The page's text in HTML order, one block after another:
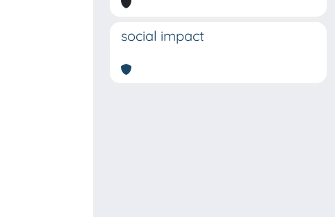
social impact